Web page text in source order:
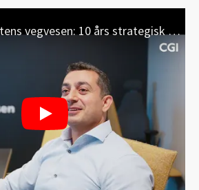
CGI og Statens vegvesen: 10 års strategisk samarbeid